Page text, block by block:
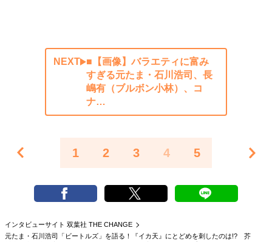
NEXT
■【画像】バラエティに富み
すぎる元たま・石川浩司、長
嶋有（ブルボン小林）、コ
ナ…
1 2 3 4 5
インタビューサイト 双葉社 THE CHANGE
元たま・石川浩司「ビートルズ」を語る！『イカ天』にとどめを刺したのは!? 芥